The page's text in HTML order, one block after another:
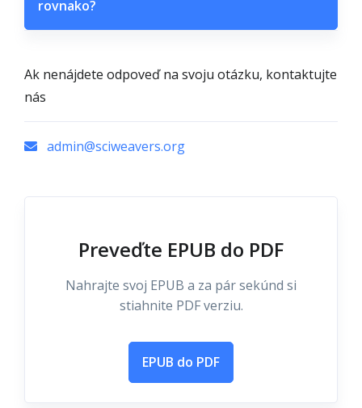
rovnako?
Ak nenájdete odpoveď na svoju otázku, kontaktujte
nás
admin@sciweavers.org
Preveďte EPUB do PDF
Nahrajte svoj EPUB a za pár sekúnd si
stiahnite PDF verziu.
EPUB do PDF